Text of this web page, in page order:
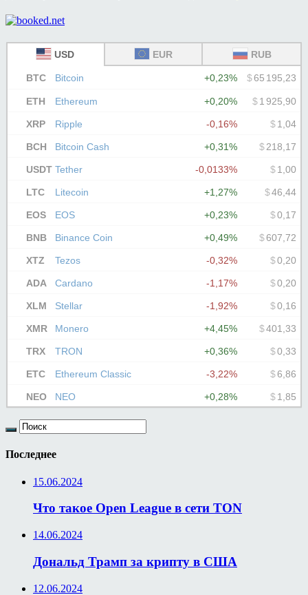
Последнее
15.06.2024
Что такое Open League в сети TON
14.06.2024
Дональд Трамп за крипту в США
12.06.2024